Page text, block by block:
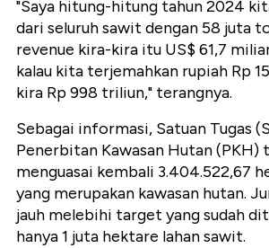
"Saya hitung-hitung tahun 2024
dari seluruh sawit dengan 58 juta
revenue kira-kira itu US$ 61,7
kalau kita terjemahkan rupiah Rp
kira Rp 998 triliun," terangnya.
Sebagai informasi, Satuan Tugas
Penerbitan Kawasan Hutan (PKH)
menguasai kembali 3.404.522,67
yang merupakan kawasan hutan.
jauh melebihi target yang sudah
hanya 1 juta hektare lahan sawit.